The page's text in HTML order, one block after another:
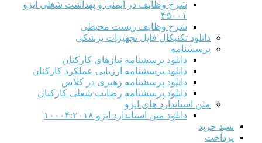
شرح وظایف در ایمنی و بهداشت شغلی ایزو
۴۵۰۰۱
شرح وظایف زیست محیطی
دانلود تکنیکال فایل تجهیزات پزشکی
پرسشنامه
دانلود پرسشنامه نیازهای کارکنان
دانلود پرسشنامه ارزیابی عملکرد کارکنان
دانلود پرسشنامه رهبری در کلاس
دانلود پرسشنامه رضایت شغلی کارکنان
متن استاندارد های ایزو
دانلود متن استاندارد ایزو ۱۰۰۰۴:۲۰۱۸
سبد خرید
پرداخت